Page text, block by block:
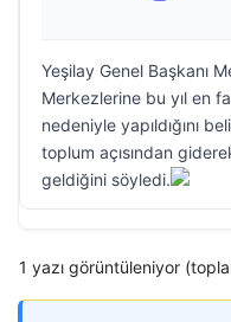
Yeşilay Genel Başkanı
Merkezlerine bu yıl en
nedeniyle yapıldığını
toplum açısından
geldiğini söyledi.
1 yazı görüntüleniyor